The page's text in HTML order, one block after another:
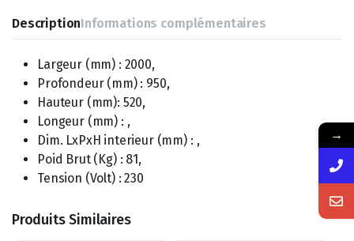
DescriptionInformations complémentaires
Largeur (mm) : 2000,
Profondeur (mm) : 950,
Hauteur (mm): 520,
Longeur (mm) : ,
Dim. LxPxH interieur (mm) : ,
Poid Brut (Kg) : 81,
Tension (Volt) : 230
Produits Similaires
→